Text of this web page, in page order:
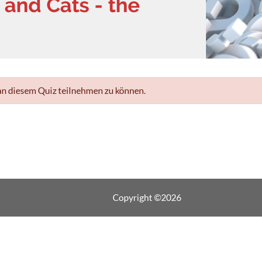
Cats - the
diesem Quiz teilnehmen zu können.
Copyright ©2026